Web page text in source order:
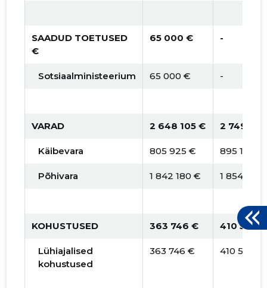
SAADUD TOETUSED
€
65 000 € -
Sotsiaalministeerium 65 000 € -
VARAD 2 648 105 € 2 749
Käibevara 805 925 € 895 136 €
Põhivara 1 842 180 € 1 854 857
KOHUSTUSED 363 746 € 410 562 €
Lühiajalised
kohustused
363 746 € 410 562 €